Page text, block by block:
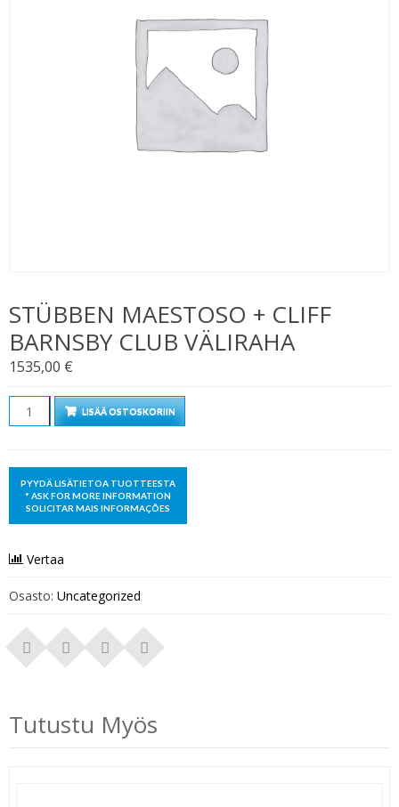
STÜBBEN MAESTOSO + CLIFF
BARNSBY CLUB VÄLIRAHA
1535,00 €
Määrä LISÄÄ OSTOSKORIIN
Vertaa
Osasto: Uncategorized
Tutustu Myös